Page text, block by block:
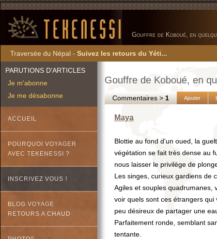
Gouffre de Koboué, en
Traversée du Népal - Suivez les retours du Yéti...
PARUTIONS D'ARTICLES
Je m'abonne
Je me désabonne
ACCUEIL
POURQUOI VOYAGER
AVEC TEKENESSI ?
INSCRIVEZ VOUS !
BLOG VOYAGE
RETOURS A CHAUD
Gouffre de Koboué, en
Commentaires >1 Ajouter
Maya
Blottie au fond d'un oued, la
végétation se fait très dense au
nous laisser le privilège de
Les singes, curieux gardiens de
Agiles et souples quadrumanes,
voir quels sont ces étrangers
peu désireux de partager une
Parfaitement ronde, semblant
tentante.